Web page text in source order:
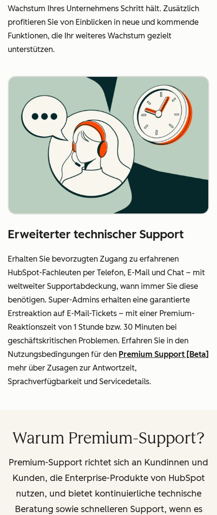
Wachstum Ihres Unternehmens Schritt hält. Zusätzlich
profitieren Sie von Einblicken in neue und kommende
Funktionen, die Ihr weiteres Wachstum gezielt
unterstützen.
Erweiterter technischer Support
Erhalten Sie bevorzugten Zugang zu erfahrenen
HubSpot-Fachleuten per Telefon, E-Mail und Chat – mit
weltweiter Supportabdeckung, wann immer Sie diese
benötigen. Super-Admins erhalten eine garantierte
Erstreaktion auf E-Mail-Tickets – mit einer Premium-
Reaktionszeit von 1 Stunde bzw. 30 Minuten bei
geschäftskritischen Problemen. Erfahren Sie in den
Nutzungsbedingungen für den Premium Support [Beta]
mehr über Zusagen zur Antwortzeit,
Sprachverfügbarkeit und Servicedetails.
Warum Premium-Support?
Premium-Support richtet sich an Kundinnen und
Kunden, die Enterprise-Produkte von HubSpot
nutzen, und bietet kontinuierliche technische
Beratung sowie schnelleren Support, wenn es